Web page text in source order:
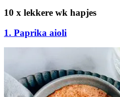
10 x lekkere wk hapjes
1. Paprika aioli